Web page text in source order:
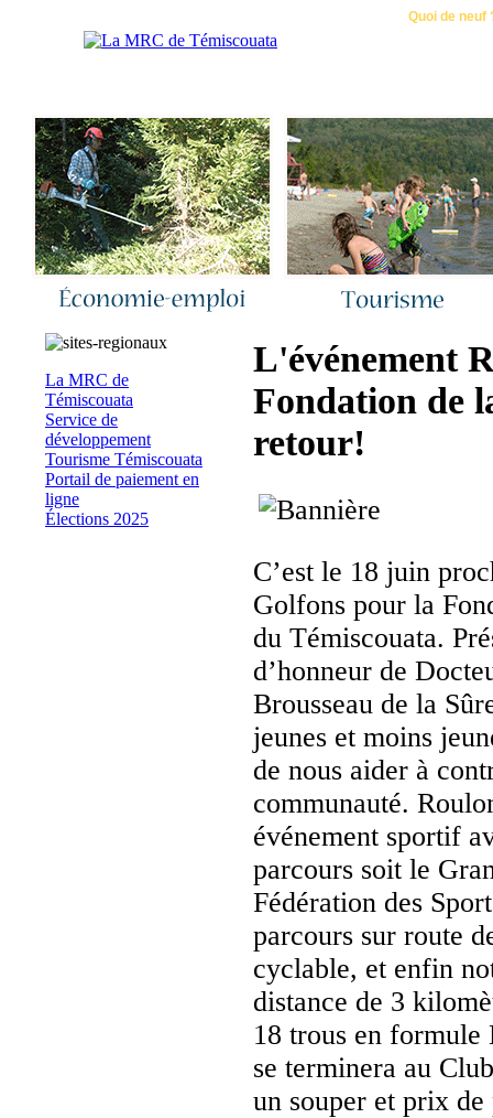
Quoi de neuf
La MRC de
Témiscouata
Service de
développement
Tourisme Témiscouata
Portail de paiement en
ligne
Élections 2025
L'événement
Fondation de
retour!
C’est le 18 juin
Golfons pour la
du Témiscouata.
d’honneur de
Brousseau de la
jeunes et moins
de nous aider à
communauté.
événement sportif
parcours soit le
Fédération des
parcours sur route
cyclable, et enfin
distance de 3
18 trous en formule
se terminera au
un souper et prix